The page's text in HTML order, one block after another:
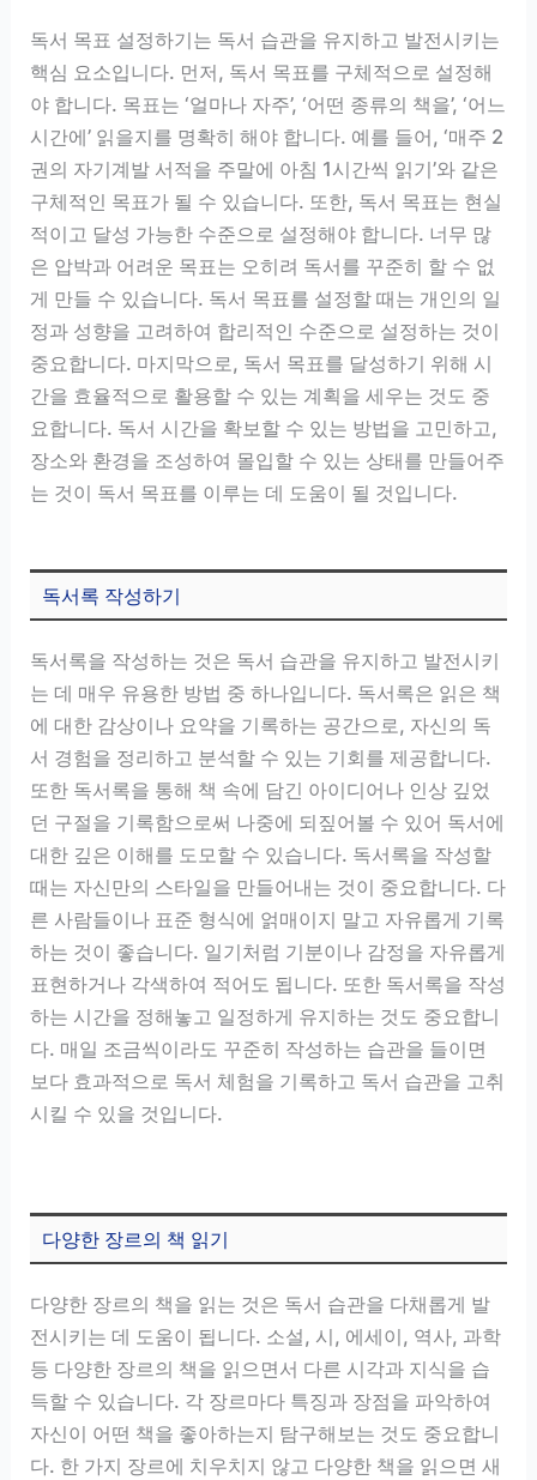
독서 목표 설정하기는 독서 습관을 유지하고 발전시키는
핵심 요소입니다. 먼저, 독서 목표를 구체적으로 설정해
야 합니다. 목표는 ‘얼마나 자주’, ‘어떤 종류의 책을’, ‘어느
시간에’ 읽을지를 명확히 해야 합니다. 예를 들어, ‘매주 2
권의 자기계발 서적을 주말에 아침 1시간씩 읽기’와 같은
구체적인 목표가 될 수 있습니다. 또한, 독서 목표는 현실
적이고 달성 가능한 수준으로 설정해야 합니다. 너무 많
은 압박과 어려운 목표는 오히려 독서를 꾸준히 할 수 없
게 만들 수 있습니다. 독서 목표를 설정할 때는 개인의 일
정과 성향을 고려하여 합리적인 수준으로 설정하는 것이
중요합니다. 마지막으로, 독서 목표를 달성하기 위해 시
간을 효율적으로 활용할 수 있는 계획을 세우는 것도 중
요합니다. 독서 시간을 확보할 수 있는 방법을 고민하고,
장소와 환경을 조성하여 몰입할 수 있는 상태를 만들어주
는 것이 독서 목표를 이루는 데 도움이 될 것입니다.
독서록 작성하기
독서록을 작성하는 것은 독서 습관을 유지하고 발전시키
는 데 매우 유용한 방법 중 하나입니다. 독서록은 읽은 책
에 대한 감상이나 요약을 기록하는 공간으로, 자신의 독
서 경험을 정리하고 분석할 수 있는 기회를 제공합니다.
또한 독서록을 통해 책 속에 담긴 아이디어나 인상 깊었
던 구절을 기록함으로써 나중에 되짚어볼 수 있어 독서에
대한 깊은 이해를 도모할 수 있습니다. 독서록을 작성할
때는 자신만의 스타일을 만들어내는 것이 중요합니다. 다
른 사람들이나 표준 형식에 얽매이지 말고 자유롭게 기록
하는 것이 좋습니다. 일기처럼 기분이나 감정을 자유롭게
표현하거나 각색하여 적어도 됩니다. 또한 독서록을 작성
하는 시간을 정해놓고 일정하게 유지하는 것도 중요합니
다. 매일 조금씩이라도 꾸준히 작성하는 습관을 들이면
보다 효과적으로 독서 체험을 기록하고 독서 습관을 고취
시킬 수 있을 것입니다.
다양한 장르의 책 읽기
다양한 장르의 책을 읽는 것은 독서 습관을 다채롭게 발
전시키는 데 도움이 됩니다. 소설, 시, 에세이, 역사, 과학
등 다양한 장르의 책을 읽으면서 다른 시각과 지식을 습
득할 수 있습니다. 각 장르마다 특징과 장점을 파악하여
자신이 어떤 책을 좋아하는지 탐구해보는 것도 중요합니
다. 한 가지 장르에 치우치지 않고 다양한 책을 읽으면 새